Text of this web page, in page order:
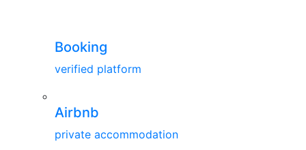
Booking
verified platform
Airbnb
private accommodation